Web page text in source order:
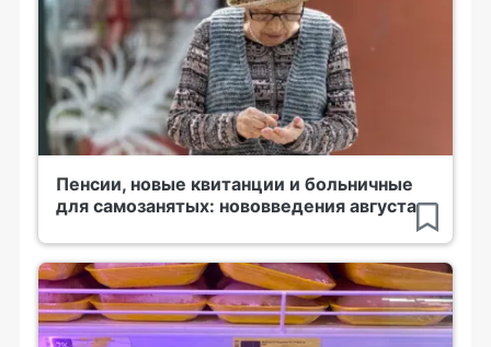
Пенсии, новые квитанции и больничные
для самозанятых: нововведения августа